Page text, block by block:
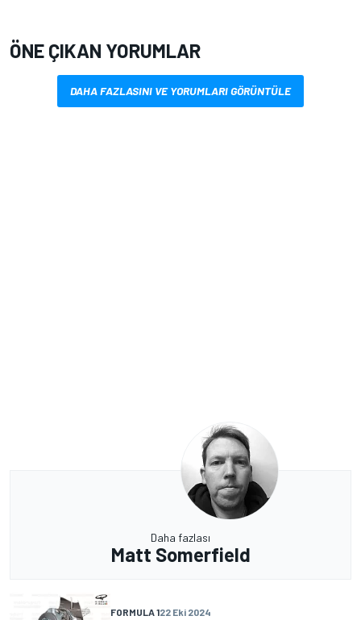
ÖNE ÇIKAN YORUMLAR
DAHA FAZLASINI VE YORUMLARI GÖRÜNTÜLE
Daha fazlası
Matt Somerfield
FORMULA 122 Eki 2024